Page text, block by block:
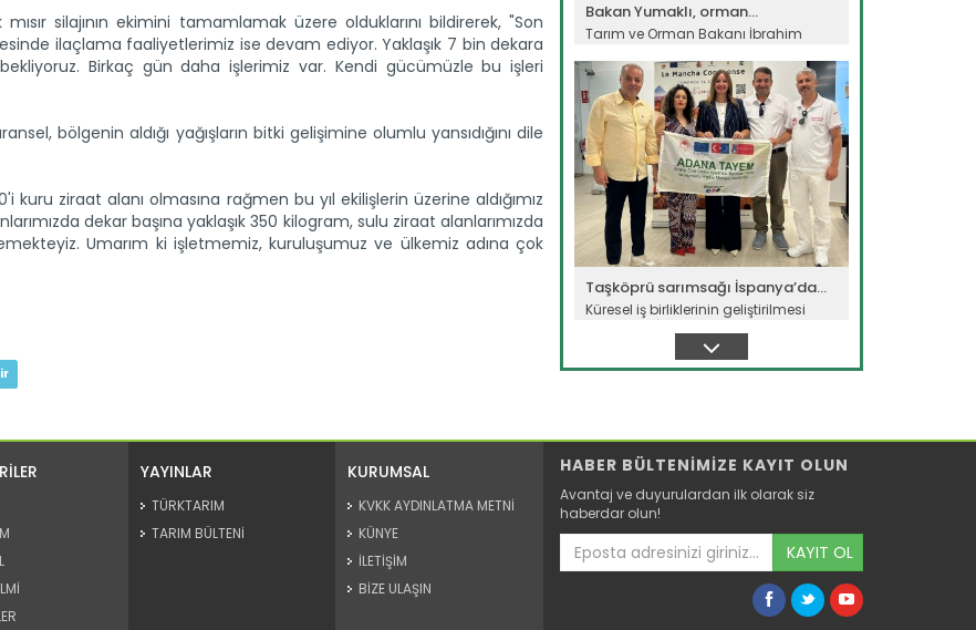
silajının ekimini tamamlamak üzere olduklarını bildirerek, "Son
ilaçlama faaliyetlerimiz ise devam ediyor. Yaklaşık 7 bin dekara
bekliyoruz. Birkaç gün daha işlerimiz var. Kendi gücümüzle bu işleri
bölgenin aldığı yağışların bitki gelişimine olumlu yansıdığını dile
ziraat alanı olmasına rağmen bu yıl ekilişlerin üzerine aldığımız
dekar başına yaklaşık 350 kilogram, sulu ziraat alanlarımızda
Umarım ki işletmemiz, kuruluşumuz ve ülkemiz adına çok
Bakan Yumaklı, orman...
Tarım ve Orman Bakanı İbrahim
Devamını Oku ->
Taşköprü sarımsağı İspanya’da...
Küresel iş birliklerinin geliştirilmesi
amacıyla İspanya’da...
Tarım ve Orman Bakanlığından...
Tarım ve Orman Bakanı İbrahim
Yumaklı, ailelerin doğayla...
YAYINLAR
TÜRKTARIM
TARIM BÜLTENİ
KURUMSAL
KVKK AYDINLATMA METNİ
KÜNYE
İLETİŞİM
BİZE ULAŞIN
HABER BÜLTENİMİZE KAYIT OLUN
Avantaj ve duyurulardan ilk olarak siz
haberdar olun!
KAYIT OL